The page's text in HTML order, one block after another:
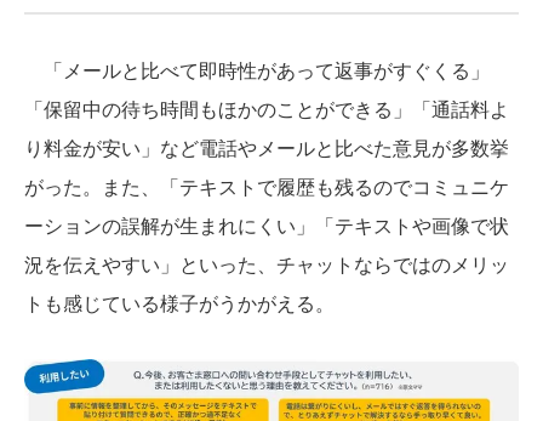
「メールと比べて即時性があって返事がすぐくる」
「保留中の待ち時間もほかのことができる」「通話料よ
り料金が安い」など電話やメールと比べた意見が多数挙
がった。また、「テキストで履歴も残るのでコミュニケ
ーションの誤解が生まれにくい」「テキストや画像で状
況を伝えやすい」といった、チャットならではのメリッ
トも感じている様子がうかがえる。